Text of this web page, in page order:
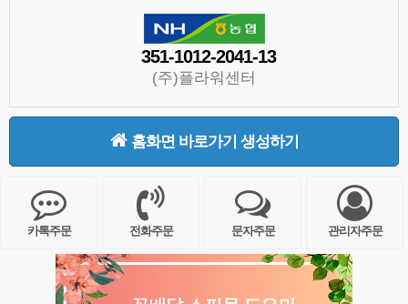
351-1012-2041-13
(주)플라워센터
홈화면 바로가기 생성하기
카톡주문 전화주문 문자주문 관리자주문